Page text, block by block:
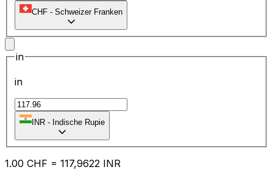
CHF - Schweizer Franken
in
in
INR - Indische Rupie
1.00 CHF = 117,9622 INR